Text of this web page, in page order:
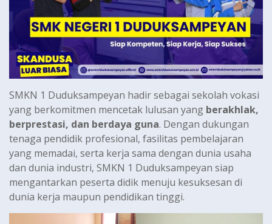
SMKN 1 Duduksampeyan hadir sebagai sekolah vokasi
yang berkomitmen mencetak lulusan yang berakhlak,
berprestasi, dan berdaya guna. Dengan dukungan
tenaga pendidik profesional, fasilitas pembelajaran
yang memadai, serta kerja sama dengan dunia usaha
dan dunia industri, SMKN 1 Duduksampeyan siap
mengantarkan peserta didik menuju kesuksesan di
dunia kerja maupun pendidikan tinggi.